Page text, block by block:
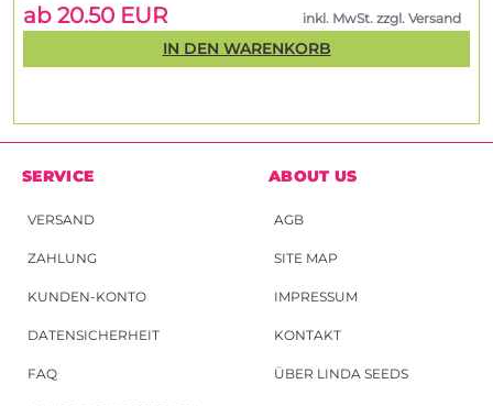
ab 20.50 EUR
inkl. MwSt. zzgl. Versand
IN DEN WARENKORB
SERVICE
VERSAND
ZAHLUNG
KUNDEN-KONTO
DATENSICHERHEIT
FAQ
ABOUT US
AGB
SITE MAP
IMPRESSUM
KONTAKT
ÜBER LINDA SEEDS